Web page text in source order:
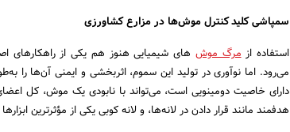
سمپاشی کلید کنترل موش‌ها در مزارع کشاورزی
استفاده ازمرگ موش های شیمیایی هنوز هم یکی از راهکارهای
می‌رود. اما نوآوری در تولید این سموم، اثربخشی و ایمنی آن‌ها
دارای خاصیت دومینویی است، می‌تواند با نابودی یک موش، کل
هدفمند مانند قرار دادن در لانه‌ها، و لانه کوبی یکی از